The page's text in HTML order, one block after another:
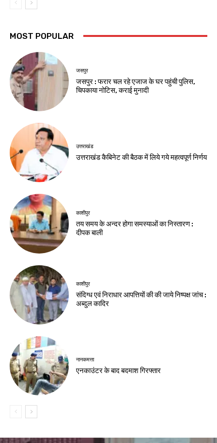
MOST POPULAR
जसपुर
जसपुर : फरार चल रहे एजाज के घर पहुंची पुलिस,
चिपकाया नोटिस, कराई मुनादी
उत्तराखंड
उत्तराखंड कैबिनेट की बैठक में लिये गये महत्वपूर्ण निर्णय
काशीपुर
तय समय के अन्दर होगा समस्याओं का निस्तारण :
दीपक बाली
काशीपुर
संदिग्ध एवं निराधार आपत्तियों की की जाये निष्पक्ष जांच :
अब्दुल कादिर
नानकमत्ता
एनकाउंटर के बाद बदमाश गिरफ्तार